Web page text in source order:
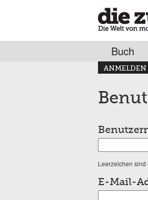
Buch
Haupt-
ANMELDEN
Leerzeichen sind
E-Mail-